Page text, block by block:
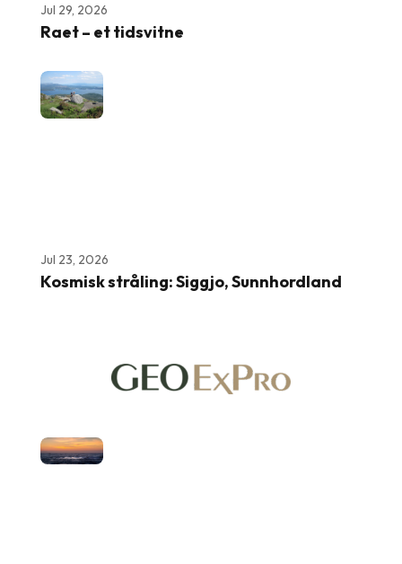
Jul 29, 2026
Raet – et tidsvitne
Jul 23, 2026
Kosmisk stråling: Siggjo, Sunnhordland